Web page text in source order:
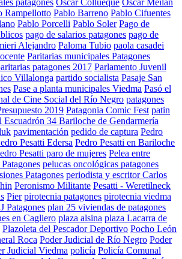
patagones Oscar Collueque Oscar Meilán
Rampellotto Pablo Barreno Pablo Cifuentes
Pablo Porcelli Pablo Soler Pago de
pago de salarios patagones pago de
Alejandro Paloma Tubio paola casadei
Paritarias municipales Patagones
patagones 2017 Parlamento Juvenil
Villalonga partido socialista Pasaje San
Pase a planta municipales Viedma Pasó el
de Cine Social del Río Negro patagones
2019 Patagonia Comic Fest patin
34 Bariloche de Gendarmería
pavimentación pedido de captura Pedro
Pesatti Edersa Pedro Pesatti en Bariloche
Pesatti paro de mujeres Pelea entre
pelucas oncológicas patagones
Patagones periodista y escritor Carlos
Peronismo Militante Pesatti - Weretilneck
Pier pirotecnia patagones pirotecnia viedma
Patagones plan 25 viviendas de patagones
en Cagliero plaza alsina plaza Lacarra de
Plazoleta del Pescador Deportivo Pocho León
Roca Poder Judicial de Río Negro Poder
Judicial Viedma policía Policía Comunal